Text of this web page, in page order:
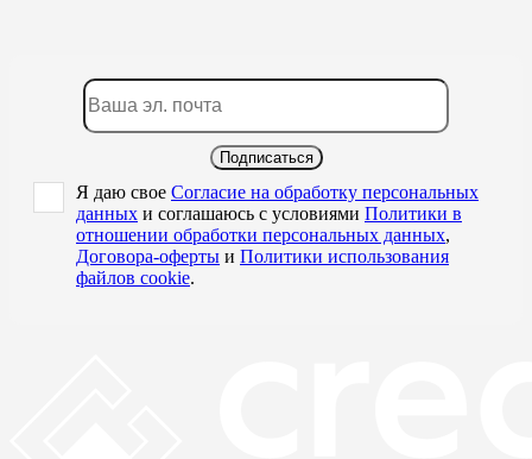
Подписаться
Я даю свое Согласие на обработку персональных
данных и соглашаюсь с условиями Политики в
отношении обработки персональных данных,
Договора-оферты и Политики использования
файлов cookie.